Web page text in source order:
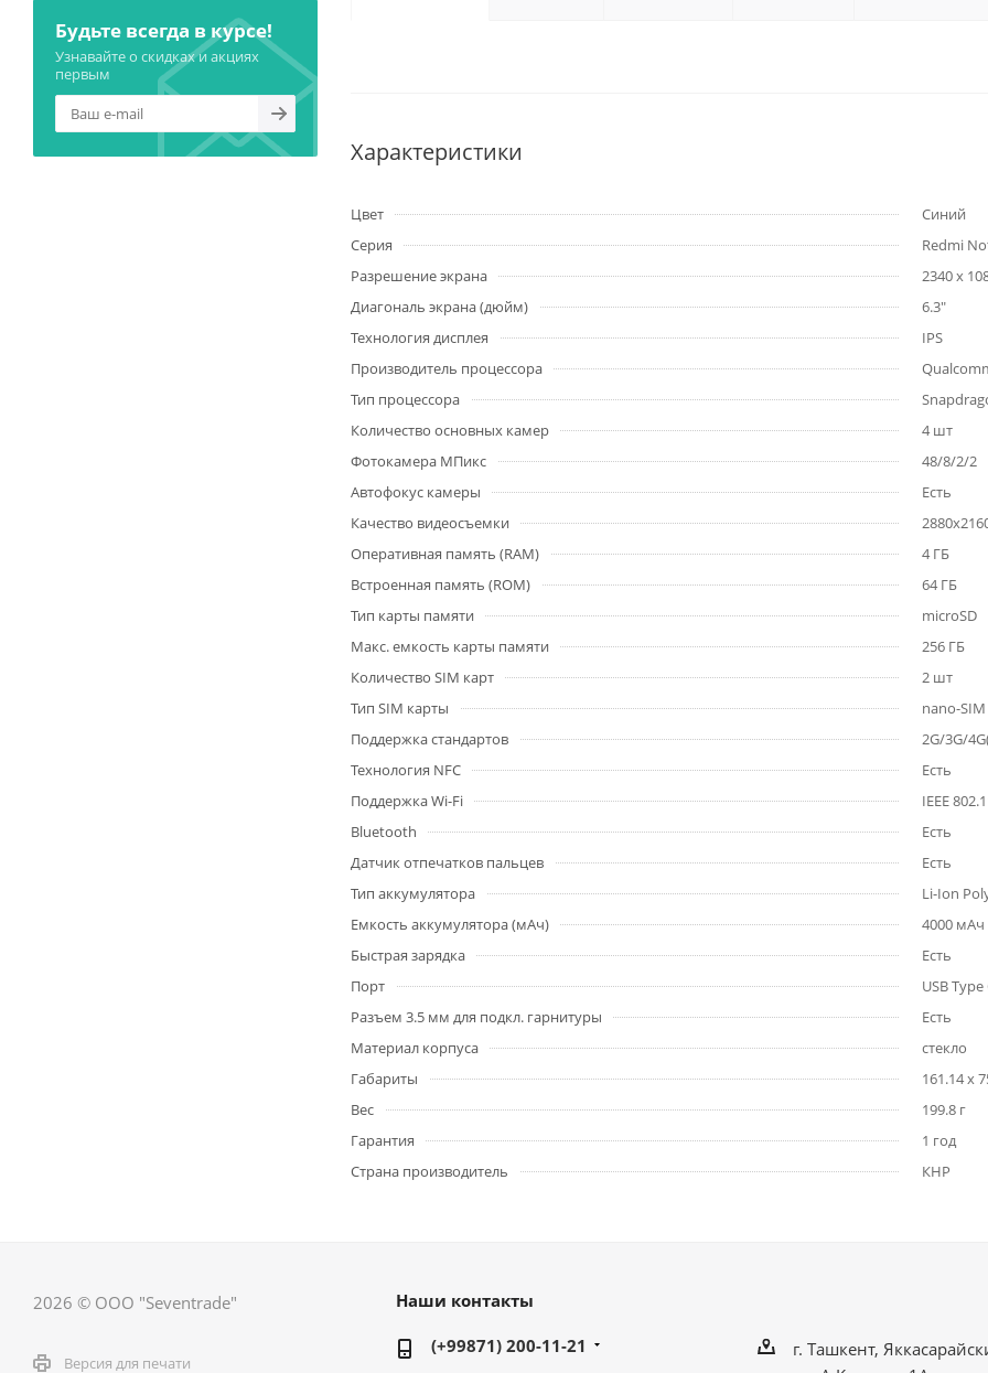
Характеристики
Цвет
Синий
Серия
Redmi
Разрешение экрана
2340 x
Диагональ экрана (дюйм)
6.3"
Технология дисплея
IPS
Производитель процессора
Тип процессора
Количество основных камер
4 шт
Фотокамера МПикс
48/8/2/2
Автофокус камеры
Есть
Качество видеосъемки
Оперативная память (RAM)
4 ГБ
Встроенная память (ROM)
64 ГБ
Тип карты памяти
microSD
Макс. емкость карты памяти
256 ГБ
Количество SIM карт
2 шт
Тип SIM карты
nano-SIM
Поддержка стандартов
2G/3G/
Технология NFC
Есть
Поддержка Wi-Fi
IEEE
Bluetooth
Есть
Датчик отпечатков пальцев
Есть
Тип аккумулятора
Li-Ion
Емкость аккумулятора (мАч)
4000 мАч
Быстрая зарядка
Есть
Порт
USB Type
Разъем 3.5 мм для подкл. гарнитуры
Есть
Материал корпуса
стекло
Габариты
161.14 x
Вес
199.8 г
Гарантия
1 год
Страна производитель
КНР
Будьте всегда в курсе!
Узнавайте о скидках и акциях
первым
2026 © ООО "Seventrade"
Версия для печати
Наши контакты
(+99871) 200-11-21
г. Ташкент,